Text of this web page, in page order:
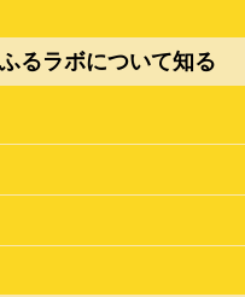
ふるラボについて知る